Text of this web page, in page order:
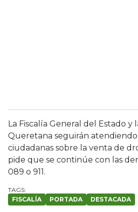
La Fiscalía General del Estado y
Queretana seguirán
ciudadanas sobre la venta de
pide que se continúe con las
089 o 911.
FISCALÍA PORTADA DESTACADA